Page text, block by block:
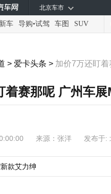
北京车市
新车 导购•试驾 车图 SUV
> 爱卡头条 > 加价7万还盯
着赛那呢 广州车
来源： 张洋 发布于:
款艾力绅